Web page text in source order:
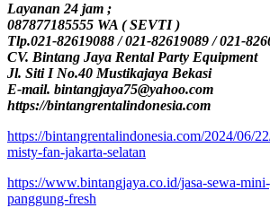
Layanan 24 jam ;
087877185555 WA ( SEVTI )
Tlp.021-82619088 / 021-82619089 / 021-
CV. Bintang Jaya Rental Party Equipment
Jl. Siti I No.40 Mustikajaya Bekasi
E-mail. bintangjaya75@yahoo.com
https://bintangrentalindonesia.com
https://bintangrentalindonesia.com/2024/06/
misty-fan-jakarta-selatan
https://www.bintangjaya.co.id/jasa-sewa-
panggung-fresh